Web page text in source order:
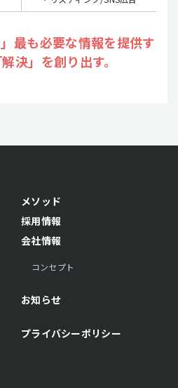
最も必要な情報を提供す
決」を創り出す。
メソッド
採用情報
会社情報
コンセプト
お知らせ
プライバシーポリシー